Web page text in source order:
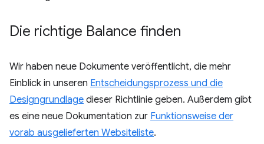
Die richtige Balance finden
Wir haben neue Dokumente veröffentlicht, die mehr
Einblick in unseren Entscheidungsprozess und die
Designgrundlage dieser Richtlinie geben. Außerdem gibt
es eine neue Dokumentation zur Funktionsweise der
vorab ausgelieferten Websiteliste.